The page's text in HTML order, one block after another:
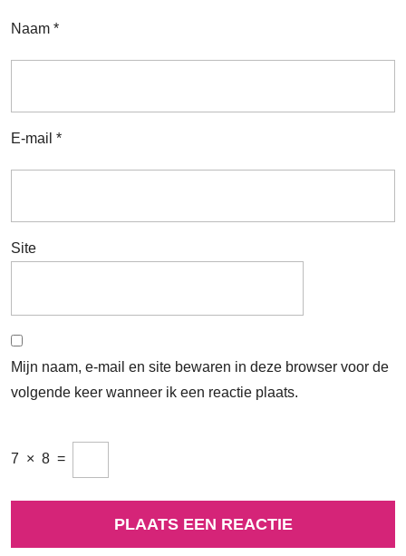
Naam *
E-mail *
Site
Mijn naam, e-mail en site bewaren in deze browser voor de
volgende keer wanneer ik een reactie plaats.
7 × 8 =